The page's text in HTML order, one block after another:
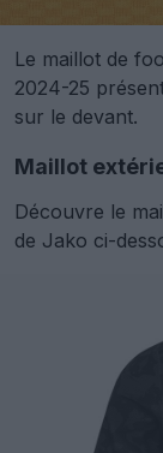
Le maillot de
2024-25
sur le devant.
Maillot
Découvre le
de Jako ci-